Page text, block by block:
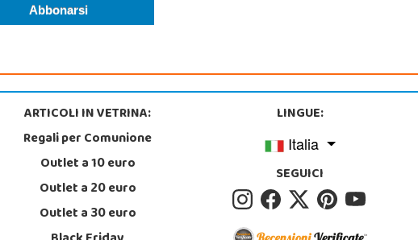
ARTICOLI IN VETRINA:
Regali per Comunione
Outlet a 10 euro
Outlet a 20 euro
Outlet a 30 euro
LINGUE:
Italia
SEGUICI